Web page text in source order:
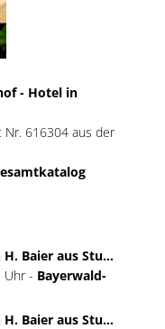
- Hotel in
Nr. 616304 aus der
H. Baier aus Stu...
Uhr - Bayerwald-
H. Baier aus Stu...